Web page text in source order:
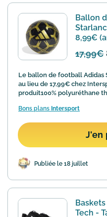
Ballon
8,99€
17,99€
Le ballon de football Adidas
au lieu de 17,99€ chez
produit100% polyuréthane
Bons plans Intersport
J'en
Publiée le 18 juillet
Tech -